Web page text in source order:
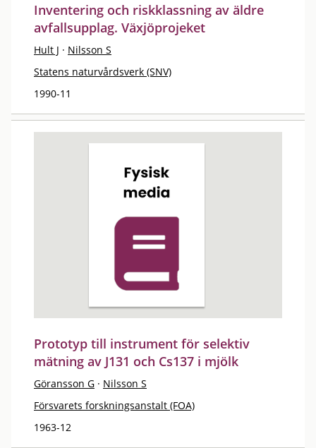
Inventering och riskklassning av äldre
avfallsupplag. Växjöprojeket
Hult J · Nilsson S
Statens naturvårdsverk (SNV)
1990-11
Prototyp till instrument för selektiv
mätning av J131 och Cs137 i mjölk
Göransson G · Nilsson S
Försvarets forskningsanstalt (FOA)
1963-12